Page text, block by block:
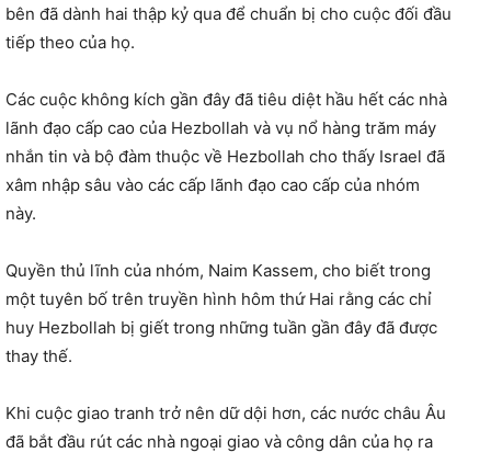
bên đã dành hai thập kỷ qua để chuẩn bị cho cuộc đối đầu
tiếp theo của họ.
Các cuộc không kích gần đây đã tiêu diệt hầu hết các nhà
lãnh đạo cấp cao của Hezbollah và vụ nổ hàng trăm máy
nhắn tin và bộ đàm thuộc về Hezbollah cho thấy Israel đã
xâm nhập sâu vào các cấp lãnh đạo cao cấp của nhóm
này.
Quyền thủ lĩnh của nhóm, Naim Kassem, cho biết trong
một tuyên bố trên truyền hình hôm thứ Hai rằng các chỉ
huy Hezbollah bị giết trong những tuần gần đây đã được
thay thế.
Khi cuộc giao tranh trở nên dữ dội hơn, các nước châu Âu
đã bắt đầu rút các nhà ngoại giao và công dân của họ ra